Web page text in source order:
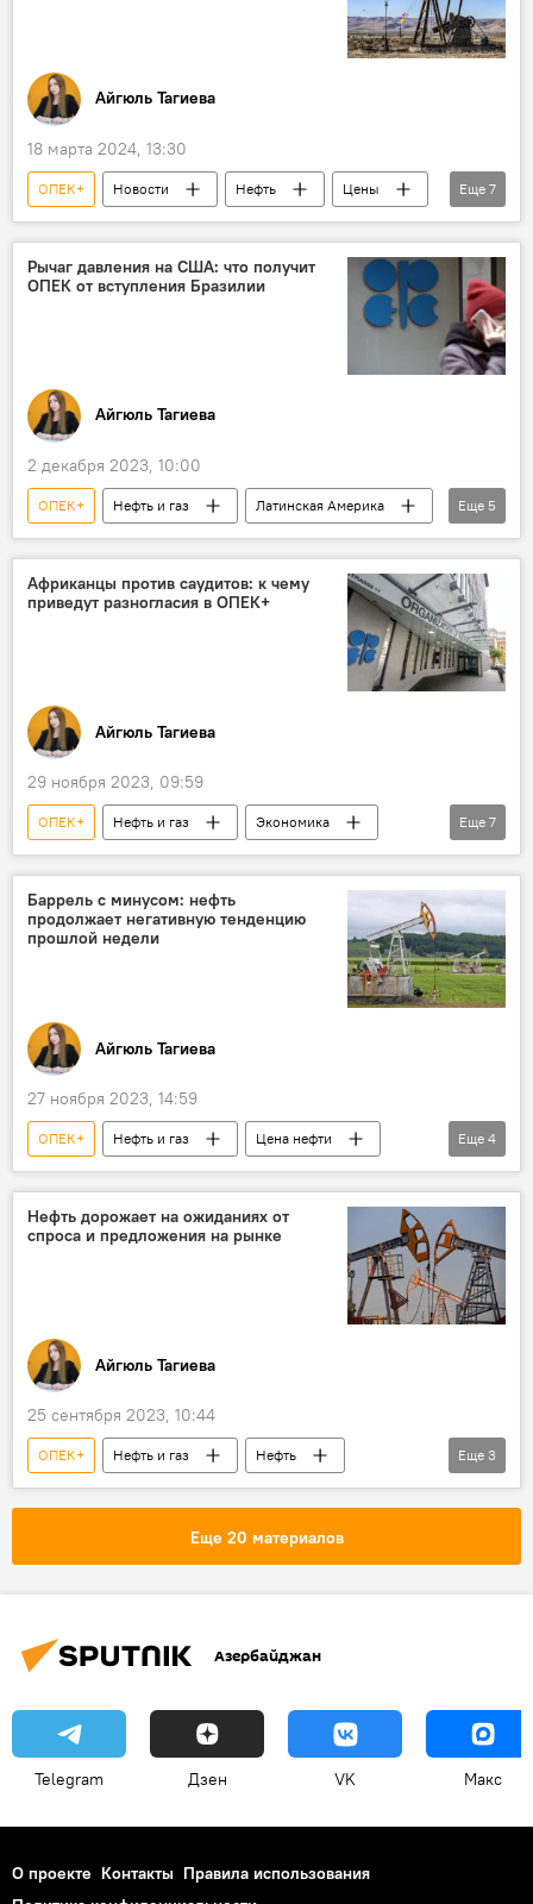
Айгюль Тагиева
18 марта 2024, 13:30
ОПЕК+ Новости Нефть
Цены
Brent
WTI
котировки
ФРС США
Ближний Восток
Экономика
Еще 7
Рычаг давления на США: что получит
ОПЕК от вступления Бразилии
Айгюль Тагиева
2 декабря 2023, 10:00
ОПЕК+ Нефть и газ
Латинская Америка
Экономика
США
Квота
Венесуэла
Еще 5
Африканцы против саудитов: к чему
приведут разногласия в ОПЕК+
Айгюль Тагиева
29 ноября 2023, 09:59
ОПЕК+ Нефть и газ
Экономика
Саудовская Аравия
Африка
Ангола
Нигерия
Квота
Нефтедобыча
Еще 7
Баррель с минусом: нефть
продолжает негативную тенденцию
прошлой недели
Айгюль Тагиева
27 ноября 2023, 14:59
ОПЕК+ Нефть и газ
Цена нефти
ОПЕК
Фьючерсы
Brent
WTI
Еще 4
Нефть дорожает на ожиданиях от
спроса и предложения на рынке
Айгюль Тагиева
25 сентября 2023, 10:44
ОПЕК+ Нефть и газ
Нефть
Цена нефти
Brent WTI
Еще 3
Еще 20 материалов
Азербайджан
Telegram Дзен VK Макс
О проекте Контакты Правила использования